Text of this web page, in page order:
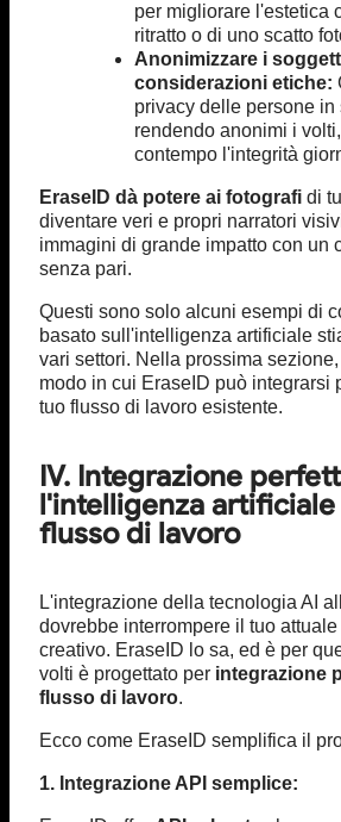
per migliorare l'estetica
ritratto o di uno scatto
Anonimizzare i
considerazioni etiche:
privacy delle persone
rendendo anonimi i
contempo l'integrità
EraseID dà potere ai fotografi di
diventare veri e propri narratori
immagini di grande impatto con un
senza pari.
Questi sono solo alcuni esempi di
basato sull'intelligenza artificiale
vari settori. Nella prossima
modo in cui EraseID può integrarsi
tuo flusso di lavoro esistente.
IV. Integrazione
l'intelligenza
flusso di lavoro
L'integrazione della tecnologia AI
dovrebbe interrompere il tuo
creativo. EraseID lo sa, ed è per
volti è progettato per integrazione
flusso di lavoro.
Ecco come EraseID semplifica il
1. Integrazione API semplice: